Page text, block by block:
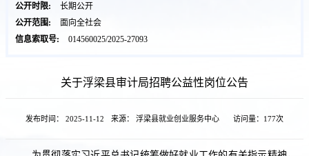
公开时限:
长期公开
公开范围:
面向全社会
信息索取号:
014560025/2025-27093
关于浮梁县审计局招聘公益性岗位公告
发布时间： 2025-11-12 来源： 浮梁县就业创业服务中心 访问量： 177次